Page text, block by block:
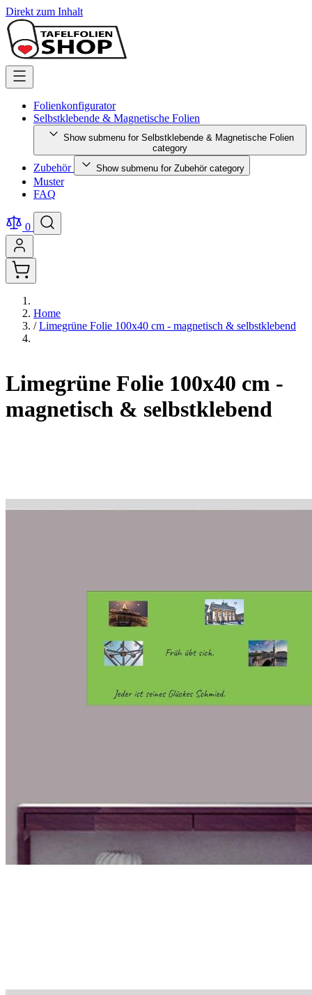
Direkt zum Inhalt
Folienkonfigurator
Selbstklebende & Magnetische Folien
Show submenu for Selbstklebende & Magnetische Folien
category
Zubehör Show submenu for Zubehör category
Muster
FAQ
0
Home
/ Limegrüne Folie 100x40 cm - magnetisch & selbstklebend
Limegrüne Folie 100x40 cm -
magnetisch & selbstklebend